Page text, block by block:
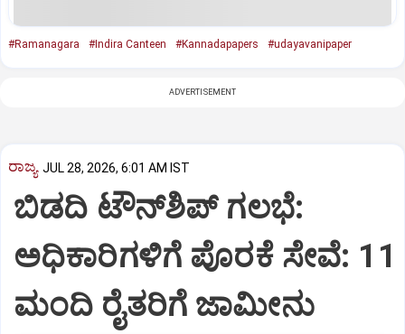
#Ramanagara #Indira Canteen #Kannadapapers #udayavanipaper
ADVERTISEMENT
ರಾಜ್ಯ JUL 28, 2026, 6:01 AM IST
ಬಿಡದಿ ಟೌನ್‌ಶಿಪ್‌ ಗಲಭೆ:
ಅಧಿಕಾರಿಗಳಿಗೆ ಪೊರಕೆ ಸೇವೆ: 11
ಮಂದಿ ರೈತರಿಗೆ ಜಾಮೀನು